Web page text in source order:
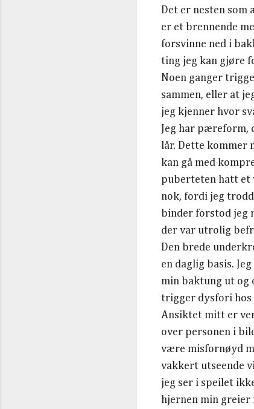
Det er nesten
er et brennende
forsvinne ned i
ting jeg kan gjøre
Noen ganger
sammen, eller at
jeg kjenner hvor
Jeg har pæreform,
lår. Dette kommer
kan gå med
puberteten hatt et
nok, fordi jeg
binder forstod jeg
der var utrolig
Den brede
en daglig basis.
min baktung ut og
trigger dysfori hos
Ansiktet mitt er
over personen i
være misfornøyd
vakkert utseende
jeg ser i speilet
hjernen min greier